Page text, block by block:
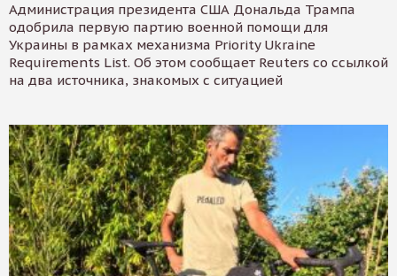
Администрация президента США Дональда Трампа
одобрила первую партию военной помощи для
Украины в рамках механизма Priority Ukraine
Requirements List. Об этом сообщает Reuters со ссылкой
на два источника, знакомых с ситуацией